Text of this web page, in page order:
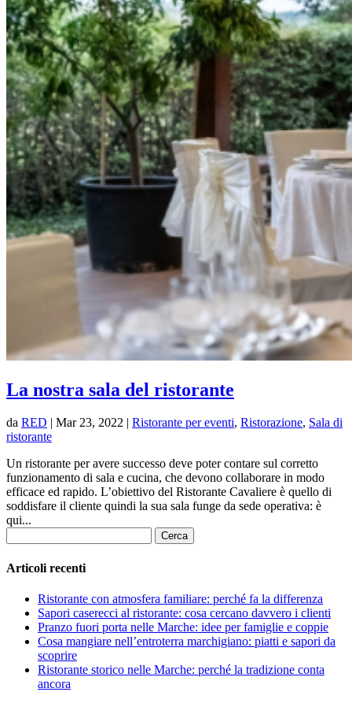
La nostra sala del ristorante
da RED | Mar 23, 2022 | Ristorante per eventi, Ristorazione, Sala di
ristorante
Un ristorante per avere successo deve poter contare sul corretto
funzionamento di sala e cucina, che devono collaborare in modo
efficace ed rapido. L’obiettivo del Ristorante Cavaliere è quello di
soddisfare il cliente quindi la sua sala funge da sede operativa: è
qui...
per:
Articoli recenti
Ristorante con atmosfera familiare: perché fa la differenza
Sapori caserecci al ristorante: cosa cercano davvero i clienti
Pranzo fuori porta nelle Marche: idee per famiglie e coppie
Cosa mangiare nell’entroterra marchigiano: piatti e sapori da
scoprire
Ristorante storico nelle Marche: perché la tradizione conta
ancora